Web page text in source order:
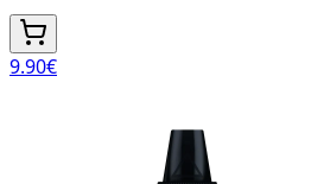
9.90€